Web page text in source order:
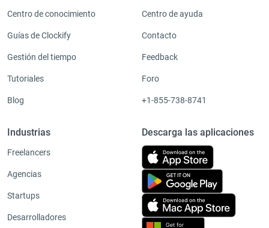
Centro de conocimiento
Guías de Clockify
Gestión del tiempo
Tutoriales
Blog
Industrias
Freelancers
Agencias
Startups
Desarrolladores
Centro de ayuda
Contacto
Feedback
Foro
+1-855-738-8741
Descarga las aplicaciones